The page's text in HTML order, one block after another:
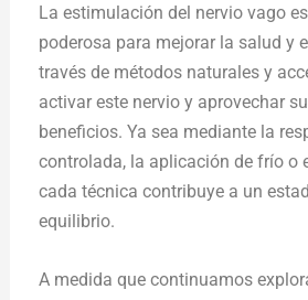
La estimulación del nervio vago
poderosa para mejorar la salud y
través de métodos naturales y
activar este nervio y aprovechar
beneficios. Ya sea mediante la
controlada, la aplicación de frío o
cada técnica contribuye a un
equilibrio.
A medida que continuamos